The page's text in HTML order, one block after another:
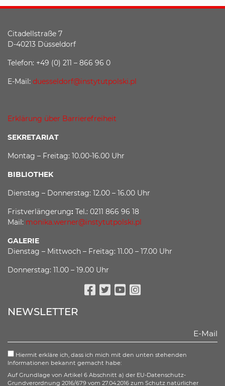
Citadellstraße 7
D-40213 Düsseldorf
Telefon: +49 (0) 211 – 866 96 0
E-Mail: duesseldorf@instytutpolski.pl
Erklärung über Barrierefreiheit
SEKRETARIAT
Montag – Freitag: 10.00-16.00 Uhr
BIBLIOTHEK
Dienstag – Donnerstag: 12.00 – 16.00 Uhr
Fristverlängerung: Tel.: 0211 866 96 18
Mail: monika.werner@instytutpolski.pl
GALERIE
Dienstag – Mittwoch – Freitag: 11.00 – 17.00 Uhr
Donnerstag: 11.00 – 19.00 Uhr
NEWSLETTER
Hiermit erkläre ich, dass ich mich mit den unten stehenden
Informationen bekannt gemacht habe:
Auf Grundlage von Artikel 6 Abschnitt a) der EU-Datenschutz-
Grundverordnung 2016/679 vom 27.04.2016 zum Schutz natürlicher